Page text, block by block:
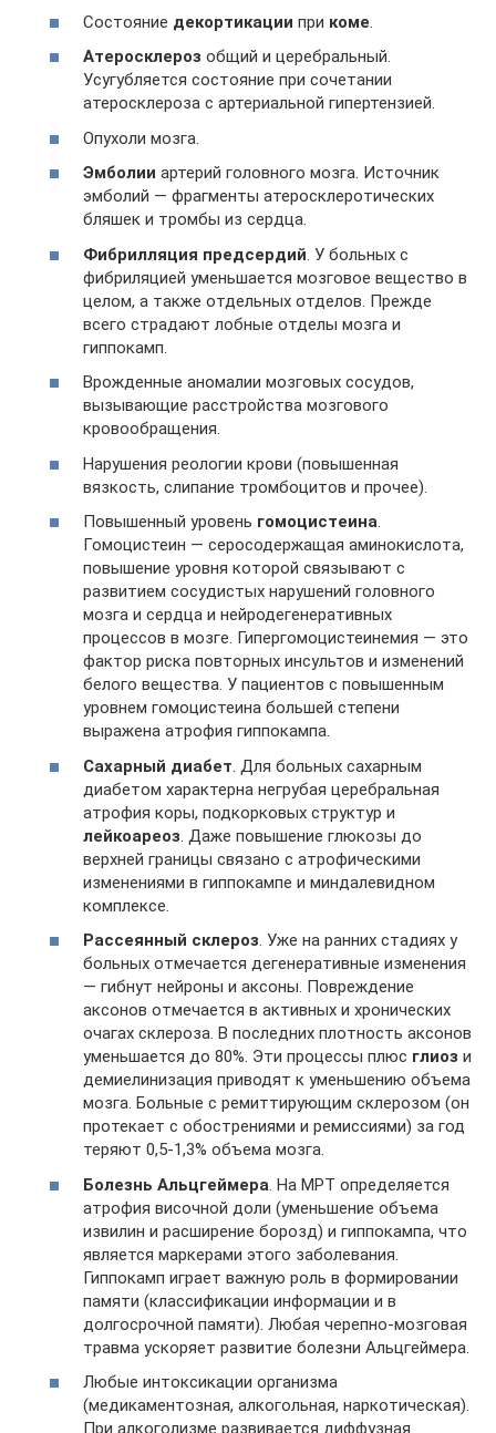
Состояние декортикации при коме
Атеросклероз общий и церебральный.
Усугубляется состояние при сочетании
атеросклероза с артериальной гипертензией.
Опухоли мозга.
Эмболии артерий головного мозга. Источник
эмболий — фрагменты атеросклеротических
бляшек и тромбы из сердца.
Фибрилляция предсердий . У больных с
фибриляцией уменьшается мозговое вещество в
целом, а также отдельных отделов. Прежде
всего страдают лобные отделы мозга и
гиппокамп.
Врожденные аномалии мозговых сосудов,
вызывающие расстройства мозгового
кровообращения.
Нарушения реологии крови (повышенная
вязкость, слипание тромбоцитов и прочее).
Повышенный уровень гомоцистеина.
Гомоцистеин — серосодержащая аминокислота,
повышение уровня которой связывают с
развитием сосудистых нарушений головного
мозга и сердца и нейродегенеративных
процессов в мозге. Гипергомоцистеинемия — это
фактор риска повторных инсультов и изменений
белого вещества. У пациентов с повышенным
уровнем гомоцистеина большей степени
выражена атрофия гиппокампа.
Сахарный диабет . Для больных сахарным
диабетом характерна негрубая церебральная
атрофия коры, подкорковых структур и
лейкоареоз . Даже повышение глюкозы до
верхней границы связано с атрофическими
изменениями в гиппокампе и миндалевидном
комплексе.
Рассеянный склероз. Уже на ранних стадиях у
больных отмечается дегенеративные изменения
— гибнут нейроны и аксоны. Повреждение
аксонов отмечается в активных и хронических
очагах склероза. В последних плотность аксонов
уменьшается до 80%. Эти процессы плюс глиоз и
демиелинизация приводят к уменьшению объема
мозга. Больные с ремиттирующим склерозом (он
протекает с обострениями и ремиссиями) за год
теряют 0,5-1,3% объема мозга.
Болезнь Альцгеймера . На МРТ определяется
атрофия височной доли (уменьшение объема
извилин и расширение борозд) и гиппокампа, что
является маркерами этого заболевания.
Гиппокамп играет важную роль в формировании
памяти (классификации информации и в
долгосрочной памяти). Любая черепно-мозговая
травма ускоряет развитие болезни Альцгеймера.
Любые интоксикации организма
(медикаментозная, алкогольная, наркотическая).
При алкоголизме развивается диффузная